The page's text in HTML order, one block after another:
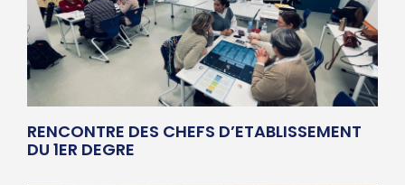
RENCONTRE DES CHEFS D’ETABLISSEMENT
DU 1ER DEGRE